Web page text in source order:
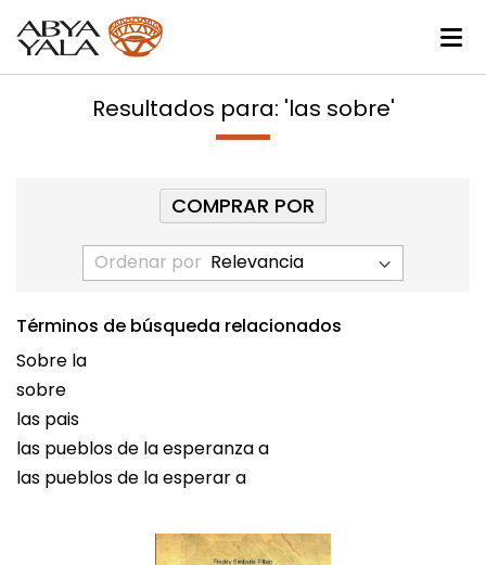
Resultados para: 'las sobre'
Ordenar por
Términos de búsqueda relacionados
Sobre la
sobre
las pais
las pueblos de la esperanza a
las pueblos de la esperar a
COMPRAR POR